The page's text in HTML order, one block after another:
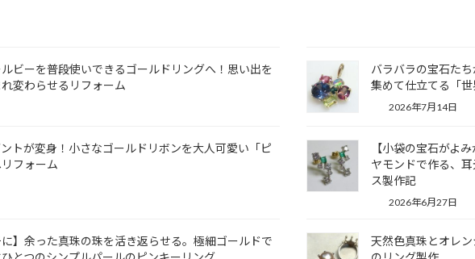
ビーを普段使いできるゴールドリングへ！思い出を
変わらせるリフォーム
バラバラの宝石た
集めて仕立てる「
2026年7月14日
トが変身！小さなゴールドリボンを大人可愛い「ピ
フォーム
【小袋の宝石がよ
ヤモンドで作る、
ス製作記
2026年6月27日
に】余った真珠の珠を活き返らせる。極細ゴールドで
天然色真珠とオレ